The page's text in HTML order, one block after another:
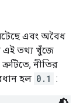
এবং অবৈধ
এই তথ্য খুঁজে
নীতির
হল 0.1 :